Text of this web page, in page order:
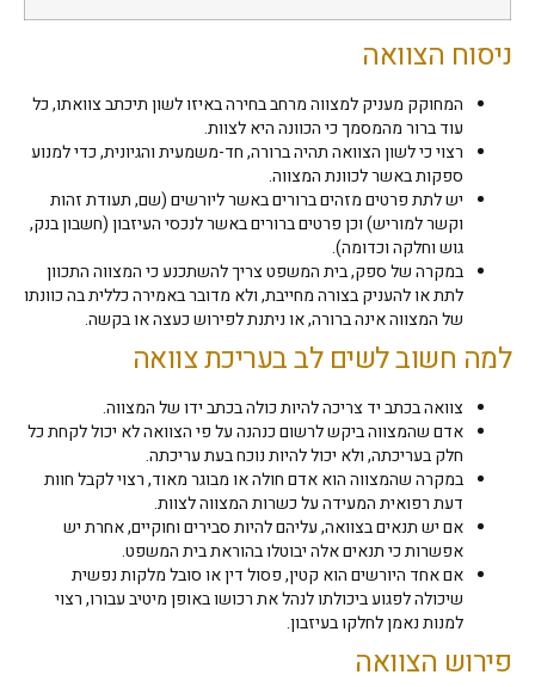
ניסוח הצוואה
המחוקק מעניק למצווה מרחב בחירה באיזו לשון תיכתב צוואתו, כל
עוד ברור מהמסמך כי הכוונה היא לצוות.
רצוי כי לשון הצוואה תהיה ברורה, חד-משמעית והגיונית, כדי למנוע
ספקות באשר לכוונת המצווה.
יש לתת פרטים מזהים ברורים באשר ליורשים (שם, תעודת זהות
וקשר למוריש) וכן פרטים ברורים באשר לנכסי העיזבון (חשבון בנק,
גוש וחלקה וכדומה).
במקרה של ספק, בית המשפט צריך להשתכנע כי המצווה התכוון
לתת או להעניק בצורה מחייבת, ולא מדובר באמירה כללית בה כוונתו
של המצווה אינה ברורה, או ניתנת לפירוש כעצה או בקשה.
למה חשוב לשים לב בעריכת צוואה
צוואה בכתב יד צריכה להיות כולה בכתב ידו של המצווה.
אדם שהמצווה ביקש לרשום כנהנה על פי הצוואה לא יכול לקחת כל
חלק בעריכתה, ולא יכול להיות נוכח בעת עריכתה.
במקרה שהמצווה הוא אדם חולה או מבוגר מאוד, רצוי לקבל חוות
דעת רפואית המעידה על כשרות המצווה לצוות.
אם יש תנאים בצוואה, עליהם להיות סבירים וחוקיים, אחרת יש
אפשרות כי תנאים אלה יבוטלו בהוראת בית המשפט.
אם אחד היורשים הוא קטין, פסול דין או סובל מלקות נפשית
שיכולה לפגוע ביכולתו לנהל את רכושו באופן מיטיב עבורו, רצוי
למנות נאמן לחלקו בעיזבון.
פירוש הצוואה